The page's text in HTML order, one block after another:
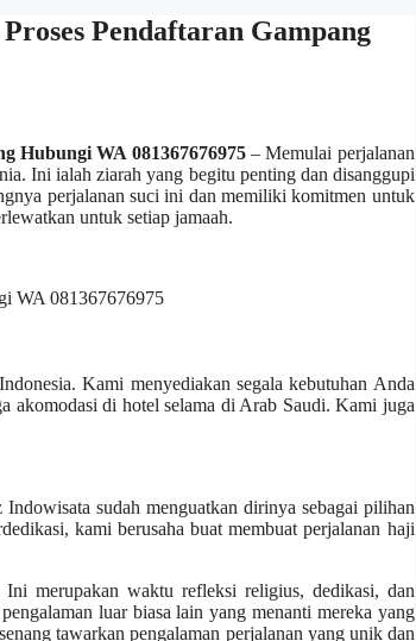
Pendaftaran Gampang
Hubungi WA 081367676975– Memulai perjalanan
Ini ialah ziarah yang begitu penting dan disanggupi
perjalanan suci ini dan memiliki komitmen untuk
untuk setiap jamaah.
Kami menyediakan segala kebutuhan Anda
akomodasi di hotel selama di Arab Saudi. Kami juga
sudah menguatkan dirinya sebagai pilihan
kami berusaha buat membuat perjalanan haji
merupakan waktu refleksi religius, dedikasi, dan
luar biasa lain yang menanti mereka yang
tawarkan pengalaman perjalanan yang unik dan